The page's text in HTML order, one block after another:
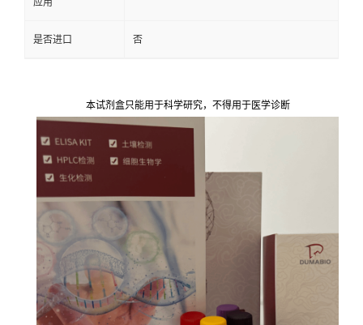
应用
是否进口 否
本试剂盒只能用于科学研究，不得用于医学诊断